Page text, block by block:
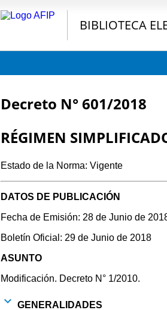
BIBLIOTECA
Decreto N° 601/2018
RÉGIMEN
Estado de la Norma: Vigente
DATOS DE PUBLICACIÓN
Fecha de Emisión: 28 de Junio de
Boletín Oficial: 29 de Junio de 2018
ASUNTO
Modificación. Decreto N° 1/2010.
GENERALIDADES